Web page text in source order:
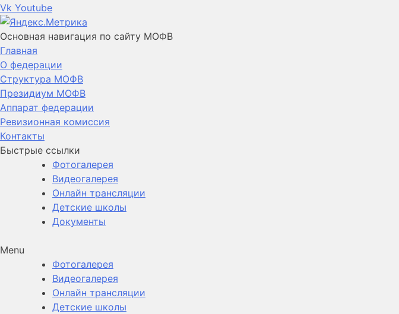
Vk Youtube
Основная навигация по сайту МОФВ
Главная
О федерации
Структура МОФВ
Президиум МОФВ
Аппарат федерации
Ревизионная комиссия
Контакты
Быстрые ссылки
Фотогалерея
Видеогалерея
Онлайн трансляции
Детские школы
Документы
Menu
Фотогалерея
Видеогалерея
Онлайн трансляции
Детские школы